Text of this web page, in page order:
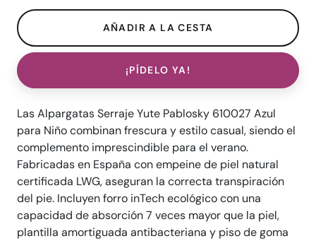
¡PÍDELO YA!
Las Alpargatas Serraje Yute Pablosky 610027 Azul
para Niño combinan frescura y estilo casual, siendo el
complemento imprescindible para el verano.
Fabricadas en España con empeine de piel natural
certificada LWG, aseguran la correcta transpiración
del pie. Incluyen forro inTech ecológico con una
capacidad de absorción 7 veces mayor que la piel,
plantilla amortiguada antibacteriana y piso de goma